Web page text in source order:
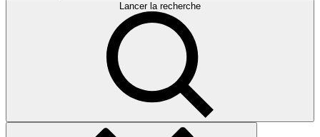
Lancer la recherche